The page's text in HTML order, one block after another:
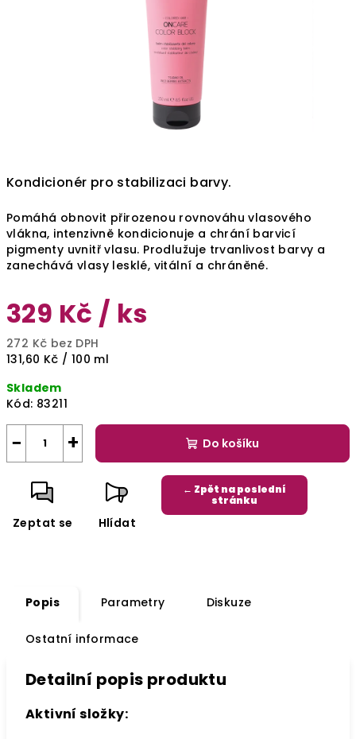
Kondicionér pro stabilizaci barvy.
Pomáhá obnovit přirozenou rovnováhu vlasového
vlákna, intenzivně kondicionuje a chrání barvicí
pigmenty uvnitř vlasu. Prodlužuje trvanlivost barvy a
zanechává vlasy lesklé, vitální a chráněné.
329 Kč / ks
272 Kč bez DPH
Měrná
131,60 Kč / 100 ml
Skladem
Kód: 83211
+
− Do košíku
Zeptat se Hlídat
← Zpět na poslední
stránku
Popis Parametry Diskuze
Ostatní informace
Detailní popis produktu
Aktivní složky: